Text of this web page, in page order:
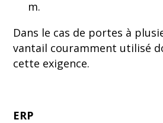
m.
Dans le cas de portes à
vantail couramment utilisé
cette exigence.
ERP